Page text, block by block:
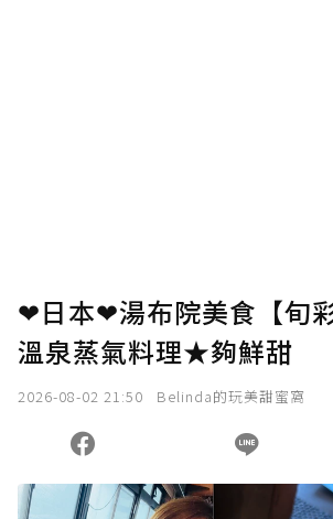
❤日本❤湯布院美食【旬
溫泉蒸氣料理★夠鮮甜
2026-08-02 21:50 Belinda的玩美甜蜜窩